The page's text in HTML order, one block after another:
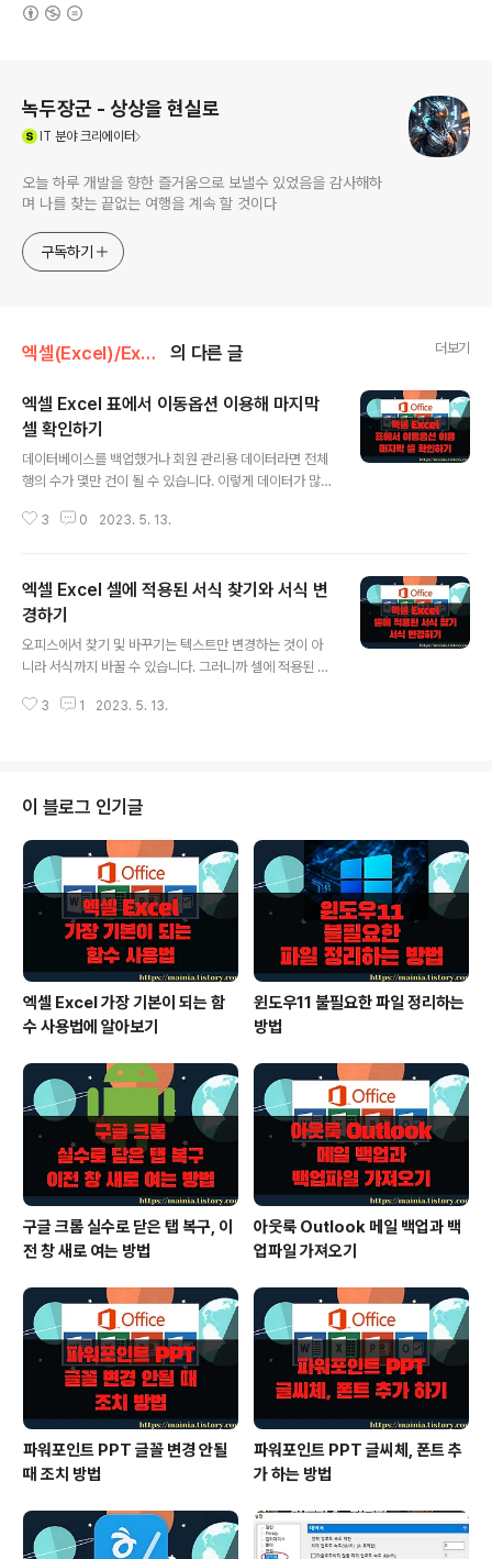
녹두장군 - 상상을 현실로
IT 분야 크리에이터
오늘 하루 개발을 향한 즐거움으로 보낼수 있었음을 감사해하
며 나를 찾는 끝없는 여행을 계속 할 것이다
구독하기
엑셀(Excel)/Excel 의 다른 글 더보기
엑셀 Excel 표에서 이동옵션 이용해 마지막
셀 확인하기
데이터베이스를 백업했거나 회원 관리용 데이터라면 전체
행의 수가 몇만 건이 될 수 있습니다. 이렇게 데이터가 많으
가 있는 마지막까지 영역을 선택하고 싶을 때 스크롤이 아
다. ▼ 마우스가 아닌 대화상자를 통한 이동 메뉴는 두 가
지입니다. 먼저 “이동” 은 [홈] 탭 > [편집] 그룹 > [찾기
및 선택] 리본 메뉴에 있습니다. ▼ 이동 대화상자가 뜨면
이동을 원하는 셀 주소를 입력합니다. 정의된 이름을 입력
셀의 위치를 입력합니다. 그리고 확인을 누르시면 바로 그
3 0 2023. 5. 13.
엑셀 Excel 셀에 적용된 서식 찾기와 서식 변
경하기
오피스에서 찾기 및 바꾸기는 텍스트만 변경하는 것이 아
니라 서식까지 바꿀 수 있습니다. 그러니까 셀에 적용된 동
바꾸기를 이용하는 것입니다. 이것은 데이터를 찾을 때도
션 버튼을 클릭합니다. 그럼 상세 검색을 위한 창이 열립니
다. ▼ 화면에는 상세 검색 옵션들이 나타납니다. 값을 찾
을 때 [찾을 내용] 과 서식을 함께 설정하면 좀더 디테일한
조회가 가능하겠죠. 먼저 배경색이 남색인 셀을 찾아 보도
록 하겠습니다. [찾기] 탭에서 서식 버튼을 눌러 [서식 찾
기] 대화상자를 띄웁니..
3 1 2023. 5. 13.
이 블로그 인기글
엑셀 Excel 가장 기본이 되는 함
수 사용법에 알아보기
윈도우11 불필요한 파일 정리하는
방법
구글 크롬 실수로 닫은 탭 복구, 이
전 창 새로 여는 방법
아웃룩 Outlook 메일 백업과 백
업파일 가져오기
파워포인트 PPT 글꼴 변경 안될
때 조치 방법
파워포인트 PPT 글씨체, 폰트 추
가 하는 방법